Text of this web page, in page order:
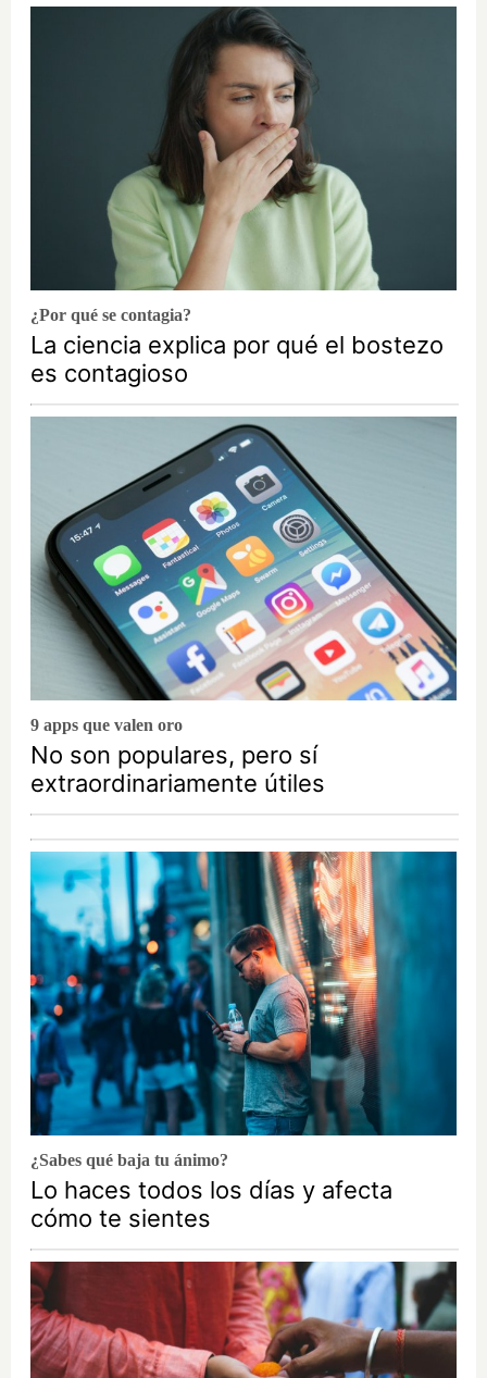
¿Por qué se contagia?
La ciencia explica por qué el bostezo
es contagioso
9 apps que valen oro
No son populares, pero sí
extraordinariamente útiles
¿Sabes qué baja tu ánimo?
Lo haces todos los días y afecta
cómo te sientes